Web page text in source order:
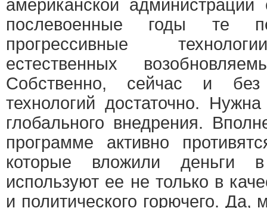
американской
послевоенные годы те
прогрессивные
естественных
Собственно, сейчас и без
технологий достаточно.
глобального внедрения.
программе активно
которые вложили деньги
используют ее не только в
и политического горючего.